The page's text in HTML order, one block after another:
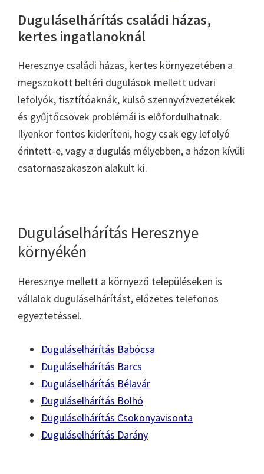
Duguláselhárítás családi házas,
kertes ingatlanoknál
Heresznye családi házas, kertes környezetében a
megszokott beltéri dugulások mellett udvari
lefolyók, tisztítóaknák, külső szennyvízvezetékek
és gyűjtőcsövek problémái is előfordulhatnak.
Ilyenkor fontos kideríteni, hogy csak egy lefolyó
érintett-e, vagy a dugulás mélyebben, a házon kívüli
csatornaszakaszon alakult ki.
Duguláselhárítás Heresznye
környékén
Heresznye mellett a környező településeken is
vállalok duguláselhárítást, előzetes telefonos
egyeztetéssel.
Duguláselhárítás Babócsa
Duguláselhárítás Barcs
Duguláselhárítás Bélavár
Duguláselhárítás Bolhó
Duguláselhárítás Csokonyavisonta
Duguláselhárítás Darány